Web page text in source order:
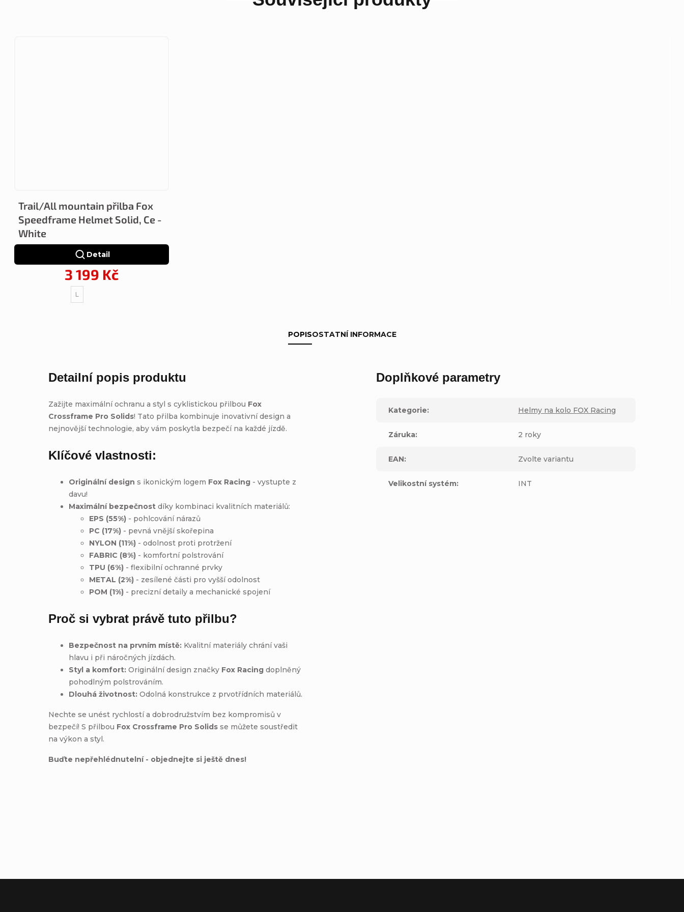
Trail/All mountain přilba Fox
Speedframe Helmet Solid, Ce -
White
3 199 Kč
Detail
L
POPISOSTATNÍ INFORMACE
Detailní popis produktu
Zažijte maximální ochranu a styl s cyklistickou přilbou Fox
Crossframe Pro Solids! Tato přilba kombinuje inovativní design a
nejnovější technologie, aby vám poskytla bezpečí na každé jízdě.
Klíčové vlastnosti:
Originální design s ikonickým logem Fox Racing - vystupte z
davu!
Maximální bezpečnost díky kombinaci kvalitních materiálů:
EPS (55%) - pohlcování nárazů
PC (17%) - pevná vnější skořepina
NYLON (11%) - odolnost proti protržení
FABRIC (8%) - komfortní polstrování
TPU (6%) - flexibilní ochranné prvky
METAL (2%) - zesílené části pro vyšší odolnost
POM (1%) - precizní detaily a mechanické spojení
Proč si vybrat právě tuto přilbu?
Bezpečnost na prvním místě: Kvalitní materiály chrání vaši
hlavu i při náročných jízdách.
Styl a komfort: Originální design značky Fox Racing doplněný
pohodlným polstrováním.
Dlouhá životnost: Odolná konstrukce z prvotřídních materiálů.
Nechte se unést rychlostí a dobrodružstvím bez kompromisů v
bezpečí! S přilbou Fox Crossframe Pro Solids se můžete soustředit
na výkon a styl.
Buďte nepřehlédnutelní - objednejte si ještě dnes!
Doplňkové parametry
Kategorie: Helmy na kolo FOX Racing
Záruka: 2 roky
EAN: Zvolte variantu
Velikostní systém: INT